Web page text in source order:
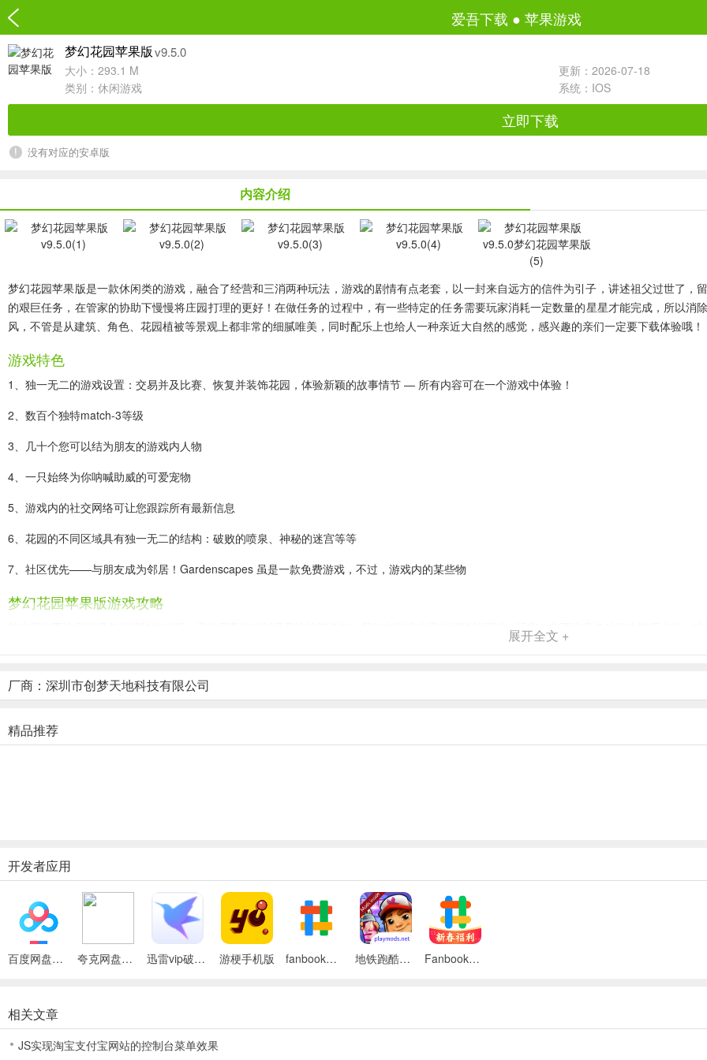
爱吾下载 ● 苹果游戏
梦幻花园苹果版 v9.5.0
大小：293.1 M
更新：2026-07-18
类别： 休闲游戏 系统：IOS
立即下载
没有对应的安卓版
内容介绍
梦幻花园苹果版是一款休闲类的游戏，融合了经营和三消两种玩法，游戏的剧情有点老套，以一封来自远方的信件为引子，讲述祖父过世了
的艰巨任务，在管家的协助下慢慢将庄园打理的更好！在做任务的过程中，有一些特定的任务需要玩家消耗一定数量的星星才能完成，所以
风，不管是从建筑、角色、花园植被等景观上都非常的细腻唯美，同时配乐上也给人一种亲近大自然的感觉，感兴趣的亲们一定要下载体验哦！
游戏特色
1、独一无二的游戏设置：交易并及比赛、恢复并装饰花园，体验新颖的故事情节 — 所有内容可在一个游戏中体验！
2、数百个独特match-3等级
3、几十个您可以结为朋友的游戏内人物
4、一只始终为你呐喊助威的可爱宠物
5、游戏内的社交网络可让您跟踪所有最新信息
6、花园的不同区域具有独一无二的结构：破败的喷泉、神秘的迷宫等等
7、社区优先——与朋友成为邻居！Gardenscapes 虽是一款免费游戏，不过，游戏内的某些物
梦幻花园苹果版游戏攻略
首先我们要注意的是各种消除的技巧，滑动屏幕的控制还是比较简单的，我们在游戏中滑动消除就可以。玩家一定要注意各种操作技巧才行，这
找到各种星星来帮助自己获得更多的能量，这样我们就可以直接的拿到星星来进行建筑了，这些还是比较关键的，也是我们刷分的重点。
梦幻花园25关：
梦幻花园27关：
游戏中需要消耗星星才能进行复原花园的步骤，玩家可以选择自己喜欢的物件对花园进行布置，但由于游戏体力半小时才恢复1个，满体力为5
以通过金币来恢复体力，金币可以通过玩消除游戏来获得。
但是需要消耗体力，金币还可以购买装饰品来布置花园，总之来说金币需要使用的地方真的太多太多啦，如条件的可以的可以小氪点金，这样可
【消除规则】
把三个颜色相同的图块连城一天直线，即可消除。达到指定目标就过关，剩余的步数会随机激发特效，获得金币。
展开全文 +
厂商：深圳市创梦天地科技有限公司
精品推荐
开发者应用
百度网盘绿色免安装Pc电脑版 夸克网盘官方正式版 迅雷vip破解版永久会员2024版 游梗手机版 fanbook手机版 地铁跑酷地图切换工具 Fanbook官方版App
相关文章
JS实现淘宝支付宝网站的控制台菜单效果